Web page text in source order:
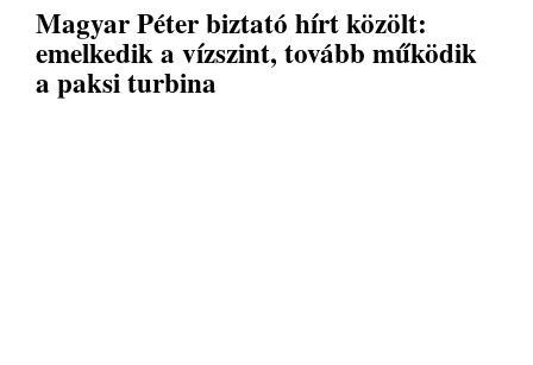
Magyar Péter biztató hírt közölt:
emelkedik a vízszint, tovább működik
a paksi turbina